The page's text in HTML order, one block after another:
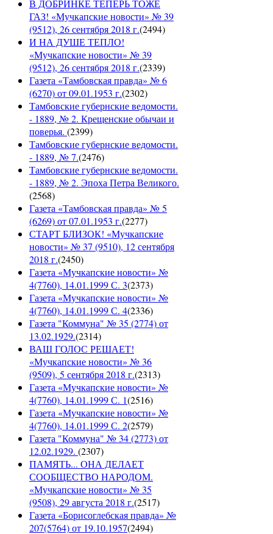
В ДОБРИНКЕ ТЕПЕРЬ ТОЖЕ
ГАЗ! «Мучкапские новости» № 39
(9512), 26 сентября 2018 г.(2494)
И НА ДУШЕ ТЕПЛО!
«Мучкапские новости» № 39
(9512), 26 сентября 2018 г.(2339)
Газета «Тамбовская правда» № 6
(6270) от 09.01.1953 г.(2302)
Тамбовские губернские ведомости.
- 1889, № 2. Крещенские обычаи и
поверья. (2399)
Тамбовские губернские ведомости.
- 1889, № 7.(2476)
Тамбовские губернские ведомости.
- 1889, № 2. Эпоха Петра Великого.
(2568)
Газета «Тамбовская правда» № 5
(6269) от 07.01.1953 г.(2277)
СТАРТ БЛИЗОК! «Мучкапские
новости» № 37 (9510), 12 сентября
2018 г.(2450)
Газета «Мучкапские новости» №
4(7760), 14.01.1999 С. 3(2373)
Газета «Мучкапские новости» №
4(7760), 14.01.1999 С. 4(2336)
Газета "Коммуна" № 35 (2774) от
13.02.1929.(2314)
ВАШ ГОЛОС РЕШАЕТ!
«Мучкапские новости» № 36
(9509), 5 сентября 2018 г.(2313)
Газета «Мучкапские новости» №
4(7760), 14.01.1999 С. 1(2516)
Газета «Мучкапские новости» №
4(7760), 14.01.1999 С. 2(2579)
Газета "Коммуна" № 34 (2773) от
12.02.1929. (2307)
ПАМЯТЬ... ОНА ДЕЛАЕТ
СООБЩЕСТВО НАРОДОМ.
«Мучкапские новости» № 35
(9508), 29 августа 2018 г.(2517)
Газета «Борисоглебская правда» №
207(5764) от 19.10.1957(2494)